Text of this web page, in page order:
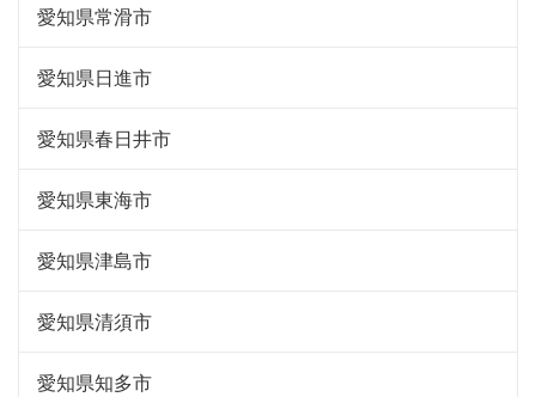
愛知県常滑市
愛知県日進市
愛知県春日井市
愛知県東海市
愛知県津島市
愛知県清須市
愛知県知多市